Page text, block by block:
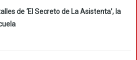
de ‘El Secreto de La Asistenta’, la